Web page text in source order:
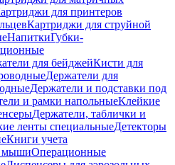
для принтеров
Картриджи для струйной
НапиткиГубки-
для бейджейКисти для
Держатели для
Держатели и подставки под
и рамки напольныеКлейкие
Держатели, таблички и
ленты специальныеДетекторы
Книги учета
мышиОперационные